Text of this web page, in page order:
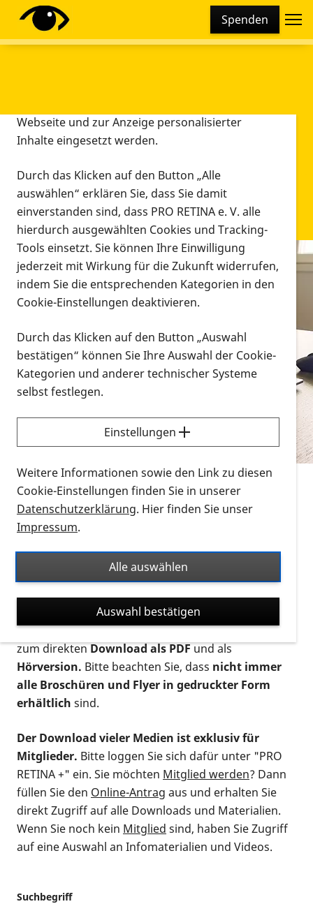
Spenden
Infomaterial
Infomaterial
Vorlesen
Alle Infomaterialien in verschiedenen
Formaten an einem Ort
Sie möchten wissen, wie Sie nach Infonmaterial
suchen und dieses bestellen bzw. herunterladen
können? Schauen Sie sich dieErklärvideos zum
Thema Infomaterial auf der PRO RETINA-Website
für blinde und sehbehinderte Menschen an.
Auf dieser Seite finden Sie sämtliches Infomaterial
Ort. Nutzen Sie den Formatfilter, um ausschließlich
nach Flyern und Broschüren, Audios oder Videos zu
suchen. Die meisten Flyer und Broschüren werden in
verschiedenen Formaten angeboten: zur
postalischen Bestellung als gedruckte Variante
zum direktenDownload als PDFund als
Hörversion. Bitte beachten Sie, dass nicht immer
alle Broschüren und Flyer in gedruckter Form
erhältlich sind.
Der Download vieler Medien ist exklusiv für
Mitglieder. Bitte loggen Sie sich dafür unter "PRO
RETINA +" ein. Sie möchten Mitglied werden? Dann
füllen Sie den Online-Antrag aus und erhalten Sie
direkt Zugriff auf alle Downloads und Materialien.
Wenn Sie noch kein Mitglied sind, haben Sie Zugriff
auf eine Auswahl an Infomaterialien und Videos.
Suchbegriff
Diese Webseite setzt verschiedene Cookies und
Tracking-Tools ein. Dies beinhaltet Cookies und
Webseite und zur Anzeige personalisierter
Inhalte eingesetzt werden.
Durch das Klicken auf den Button „Alle
auswählen“ erklären Sie, dass Sie damit
einverstanden sind, dass PRO RETINA e. V. alle
hierdurch ausgewählten Cookies und Tracking-
Tools einsetzt. Sie können Ihre Einwilligung
jederzeit mit Wirkung für die Zukunft widerrufen,
indem Sie die entsprechenden Kategorien in den
Cookie-Einstellungen deaktivieren.
Durch das Klicken auf den Button „Auswahl
bestätigen“ können Sie Ihre Auswahl der Cookie-
Kategorien und anderer technischer Systeme
selbst festlegen.
Einstellungen
Weitere Informationen sowie den Link zu diesen
Cookie-Einstellungen finden Sie in unserer
Datenschutzerklärung. Hier finden Sie unser
Impressum.
Alle auswählen
Auswahl bestätigen